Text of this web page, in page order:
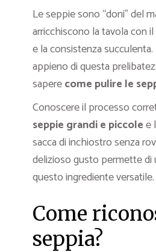
Le seppie sono “doni” del
arricchiscono la tavola con
e la consistenza
appieno di questa
saperecome pulire le
Conoscere il processo
seppie grandi e piccolee
sacca di inchiostro senza
delizioso gusto permette di
questo ingrediente versatile.
Come
seppia?